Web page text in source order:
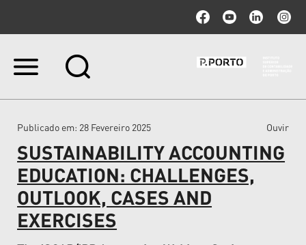
Ir
Ir
navegação
Publicado em: 28 Fevereiro 2025 Ouvir
SUSTAINABILITY ACCOUNTING
EDUCATION: CHALLENGES,
OUTLOOK, CASES AND
EXERCISES